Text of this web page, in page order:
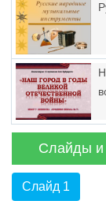
Слайды и
Слайд 1